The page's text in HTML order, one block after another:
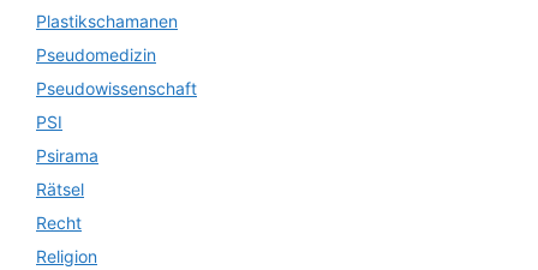
Plastikschamanen
Pseudomedizin
Pseudowissenschaft
PSI
Psirama
Rätsel
Recht
Religion